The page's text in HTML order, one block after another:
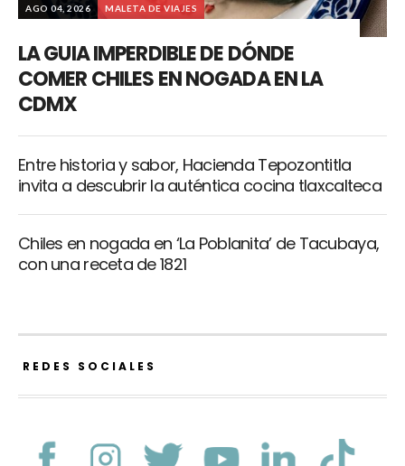
AGO 04, 2026 MALETA DE VIAJES
LA GUIA IMPERDIBLE DE DÓNDE
COMER CHILES EN NOGADA EN LA
CDMX
Entre historia y sabor, Hacienda Tepozontitla
invita a descubrir la auténtica cocina tlaxcalteca
Chiles en nogada en ‘La Poblanita’ de Tacubaya,
con una receta de 1821
REDES SOCIALES